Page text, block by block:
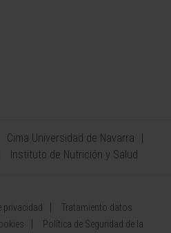
Cima Universidad de Navarra
Instituto de Nutrición y Salud
privacidad
Tratamiento datos
Política de Seguridad de la